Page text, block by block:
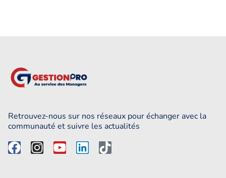
Retrouvez-nous sur nos réseaux pour échanger avec la
communauté et suivre les actualités